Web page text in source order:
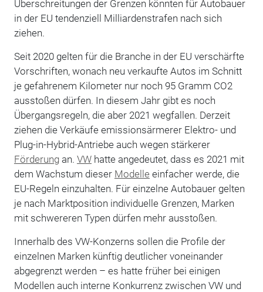
Überschreitungen der Grenzen könnten für Autobauer
in der EU tendenziell Milliardenstrafen nach sich
ziehen.
Seit 2020 gelten für die Branche in der EU verschärfte
Vorschriften, wonach neu verkaufte Autos im Schnitt
je gefahrenem Kilometer nur noch 95 Gramm CO2
ausstoßen dürfen. In diesem Jahr gibt es noch
Übergangsregeln, die aber 2021 wegfallen. Derzeit
ziehen die Verkäufe emissionsärmerer Elektro- und
Plug-in-Hybrid-Antriebe auch wegen stärkerer
Förderungan. VWhatte angedeutet, dass es 2021 mit
dem Wachstum dieser Modelle einfacher werde, die
EU-Regeln einzuhalten. Für einzelne Autobauer gelten
je nach Marktposition individuelle Grenzen, Marken
mit schwereren Typen dürfen mehr ausstoßen.
Innerhalb des VW-Konzerns sollen die Profile der
einzelnen Marken künftig deutlicher voneinander
abgegrenzt werden – es hatte früher bei einigen
Modellen auch interne Konkurrenz zwischen VW und